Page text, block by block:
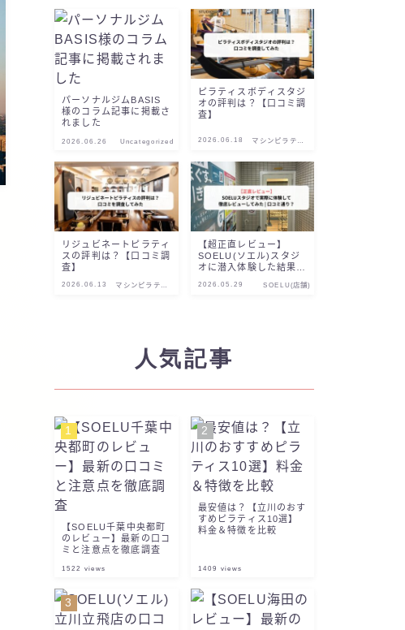
パーソナルジムBASIS
様のコラム記事に掲載さ
れました
2026.06.26 Uncategorized
ピラティスボディスタジ
オの評判は？【口コミ調
査】
2026.06.18
マシンピラティ
リジュビネートピラティ
スの評判は？【口コミ調
査】
2026.06.13
マシンピラティ
【超正直レビュー】
SOELU(ソエル)スタジ
オに潜入体験した結果を
り？
2026.05.29 SOELU(店舗)
人気記事
【SOELU千葉中央都町
のレビュー】最新の口コ
ミと注意点を徹底調査
1522 views
最安値は？【立川のおす
すめピラティス10選】
料金＆特徴を比較
1409 views